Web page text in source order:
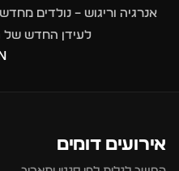
אנרגיה וריגוש – נולדים
לעידן החדש של
אירועים דומים